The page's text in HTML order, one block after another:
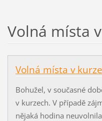
Volná místa
Volná místa v
Bohužel, v současné
v kurzech. V případě
nějaká hodina